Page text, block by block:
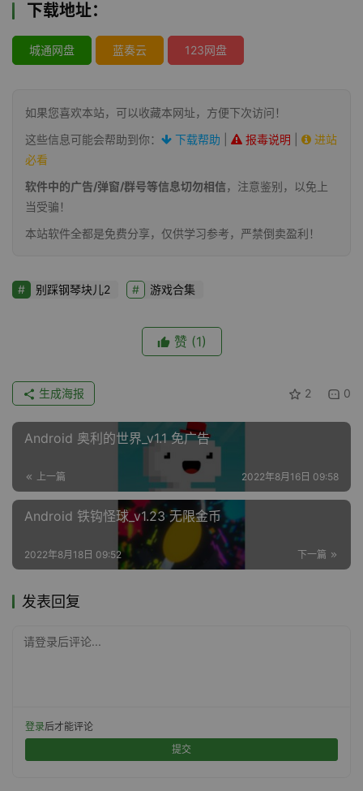
下载地址：
城通网盘 蓝奏云 123网盘
如果您喜欢本站，可以收藏本网址，方便下次访问！
这些信息可能会帮助到你：
下载帮助 报毒说明
进站
必看
软件中的广告/弹窗/群号等信息切勿相信，注意鉴别，以免上
当受骗！
本站软件全都是免费分享，仅供学习参考，严禁倒卖盈利！
别踩钢琴块儿2 游戏合集
赞 (1)
2 0
生成海报
Android 奥利的世界_v1.1 免广告
上一篇 2022年8月16日 09:58
Android 铁钩怪球_v1.23 无限金币
下一篇
2022年8月18日 09:52
发表回复
请登录后评论...
登录后才能评论
提交